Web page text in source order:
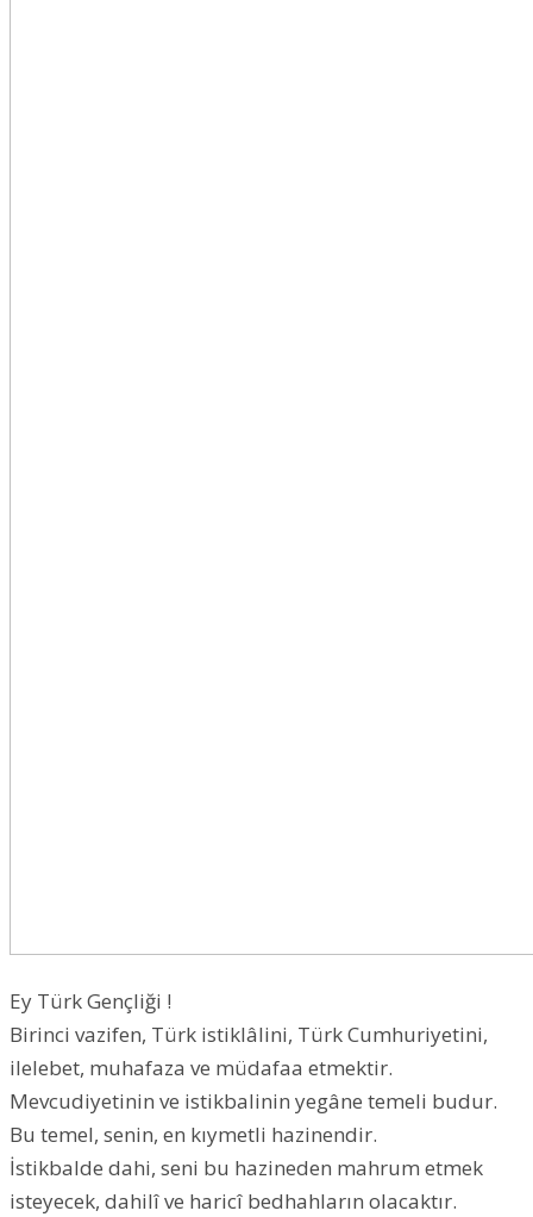
Ey Türk Gençliği !
Birinci vazifen, Türk istiklâlini, Türk Cumhuriyetini,
ilelebet, muhafaza ve müdafaa etmektir.
Mevcudiyetinin ve istikbalinin yegâne temeli budur.
Bu temel, senin, en kıymetli hazinendir.
İstikbalde dahi, seni bu hazineden mahrum etmek
isteyecek, dahilî ve haricî bedhahların olacaktır.